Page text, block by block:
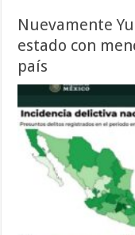
Nuevamente
estado con
país